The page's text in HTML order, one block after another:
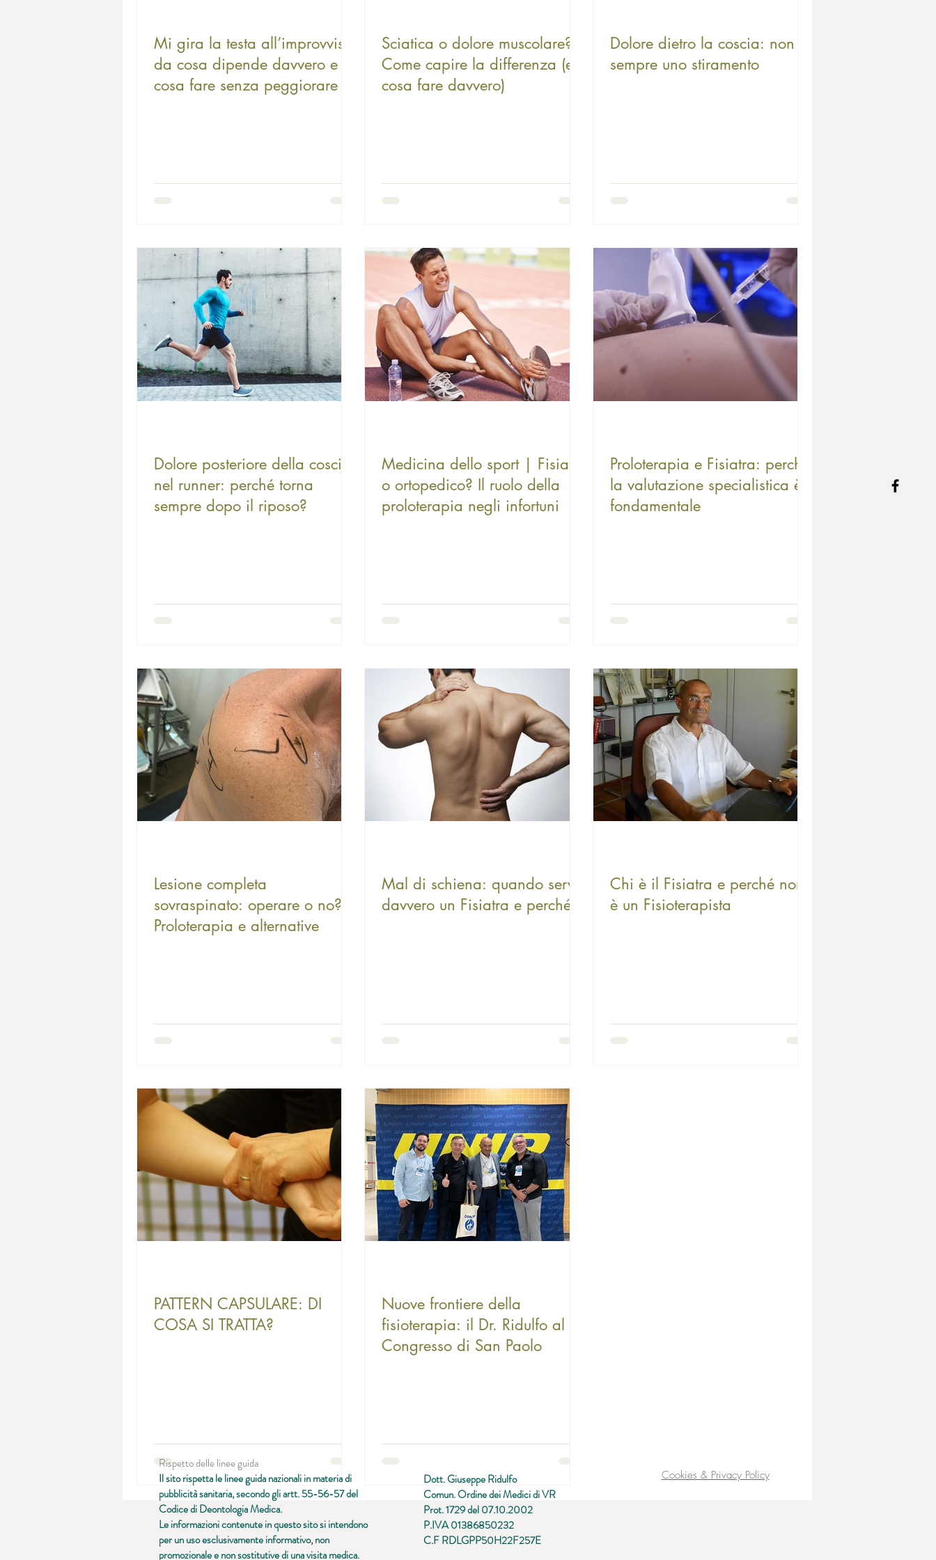
Mi gira la testa all’improvviso:
da cosa dipende davvero e
cosa fare senza peggiorare la
Sciatica o dolore muscolare?
Come capire la differenza (e
cosa fare davvero)
Dolore dietro la coscia: non è
sempre uno stiramento
Dolore posteriore della coscia
nel runner: perché torna
sempre dopo il riposo?
Medicina dello sport | Fisiatra
o ortopedico? Il ruolo della
proloterapia negli infortuni
Proloterapia e Fisiatra: perché
la valutazione specialistica è
fondamentale
Lesione completa
sovraspinato: operare o no?
Proloterapia e alternative
Mal di schiena: quando serve
davvero un Fisiatra e perché
Chi è il Fisiatra e perché non
è un Fisioterapista
PATTERN CAPSULARE: DI
COSA SI TRATTA?
Nuove frontiere della
fisioterapia: il Dr. Ridulfo al
Congresso di San Paolo
Rispetto delle linee guida
Il sito rispetta le linee guida nazionali in materia di
pubblicità sanitaria, secondo gli artt. 55-56-57 del
Codice di Deontologia Medica.
Le informazioni contenute in questo sito si intendono
per un uso esclusivamente informativo, non
promozionale e non sostitutive di una visita medica.
Dott. Giuseppe Ridulfo
Comun. Ordine dei Medici di VR
Prot. 1729 del 07.10.2002
P.IVA 01386850232
C.F RDLGPP50H22F257E
Cookies & Privacy Policy